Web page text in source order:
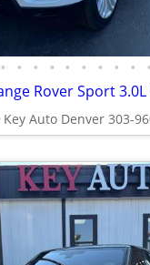
• • • • • • • • • •
Key Auto Denver 303-